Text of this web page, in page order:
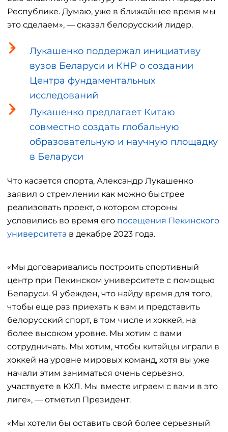
Республике. Думаю, уже в ближайшее время мы
это сделаем», — сказал белорусский лидер.
Лукашенко поддержал инициативу
вузов Беларуси и КНР о создании
Центра фундаментальных
исследований
Лукашенко предлагает Китаю
совместно создать глобальную
образовательную и научную площадку
в Беларуси
Что касается спорта, Александр Лукашенко
заявил о стремлении как можно быстрее
реализовать проект, о котором стороны
условились во время его посещения Пекинского
университета в декабре 2023 года.
«Мы договаривались построить спортивный
центр при Пекинском университете с помощью
Беларуси. Я убежден, что найду время для того,
чтобы еще раз приехать к вам и представить
белорусский спорт, в том числе и хоккей, на
более высоком уровне. Мы хотим с вами
сотрудничать. Мы хотим, чтобы китайцы играли в
хоккей на уровне мировых команд, хотя вы уже
начали этим заниматься очень серьезно,
участвуете в КХЛ. Мы вместе играем с вами в это
лиге», — отметил Президент.
«Мы хотели бы оставить свой более серьезный